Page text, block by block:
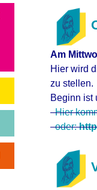
Am
Hier wird
zu stellen.
Beginn ist
Hier
oder: